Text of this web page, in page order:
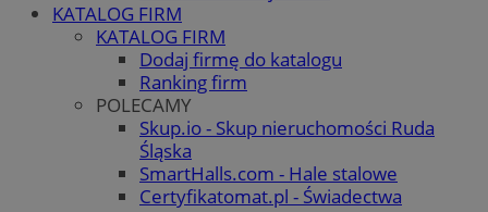
KATALOG FIRM
KATALOG FIRM
Dodaj firmę do katalogu
Ranking firm
POLECAMY
Skup.io - Skup nieruchomości Ruda
Śląska
SmartHalls.com - Hale stalowe
Certyfikatomat.pl - Świadectwa